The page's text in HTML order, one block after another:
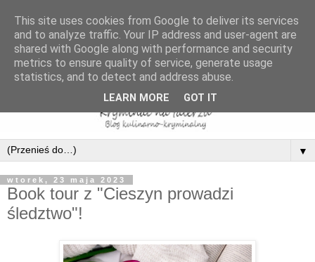
▼
wtorek, 23 maja 2023
Book tour z "Cieszyn prowadzi
śledztwo"!
This site uses cookies from Google to deliver its services
and to analyze traffic. Your IP address and user-agent are
shared with Google along with performance and security
metrics to ensure quality of service, generate usage
statistics, and to detect and address abuse.
LEARN MORE GOT IT